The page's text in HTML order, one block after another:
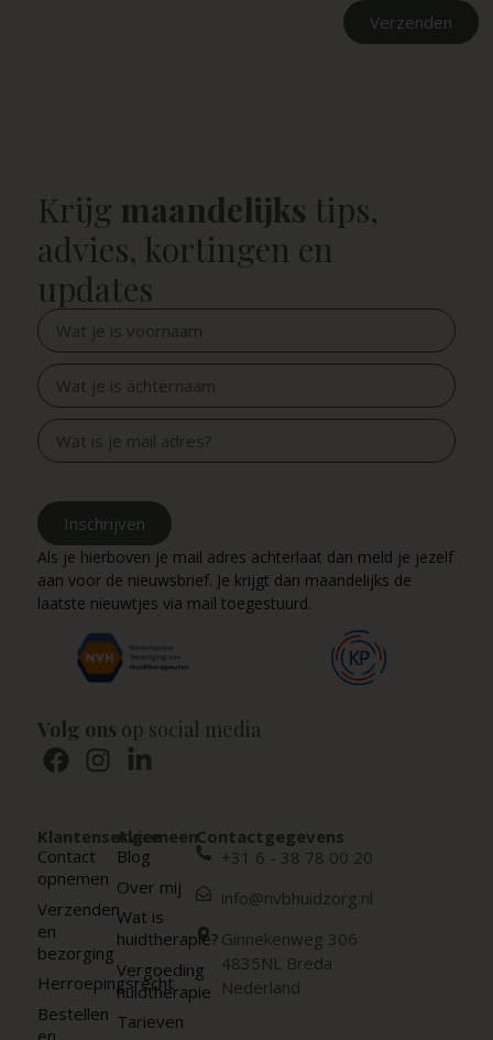
Verzenden
Krijg maandelijks tips,
advies, kortingen en
updates
Inschrijven
Als je hierboven je mail adres achterlaat dan meld je jezelf
aan voor de nieuwsbrief. Je krijgt dan maandelijks de
laatste nieuwtjes via mail toegestuurd.
Volg ons op social media
Klantenservice
Contact
opnemen
Verzenden
en
bezorging
Herroepingsrecht
Bestellen
en
Algemeen
Blog
Over mij
Wat is
huidtherapie?
Vergoeding
huidtherapie
Tarieven
Contactgegevens
+31 6 - 38 78 00 20
info@nvbhuidzorg.nl
Ginnekenweg 306
4835NL Breda
Nederland